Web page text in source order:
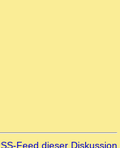
Feed dieser Diskussion